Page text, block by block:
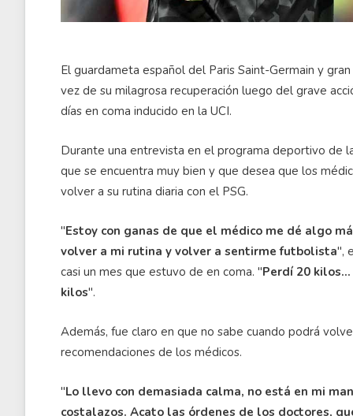
El guardameta español del Paris Saint-Germain y
vez de su milagrosa recuperación luego del grave
días en coma inducido en la UCI.
Durante una entrevista en el programa deportivo de
que se encuentra muy bien y que desea que los
volver a su rutina diaria con el PSG.
"Estoy con ganas de que el médico me dé algo
volver a mi rutina y volver a sentirme futbolista",
casi un mes que estuvo de en coma. "Perdí 20
kilos".
Además, fue claro en que no sabe cuando podrá
recomendaciones de los médicos.
"Lo llevo con demasiada calma, no está en mi
costalazos. Acato las órdenes de los doctores,